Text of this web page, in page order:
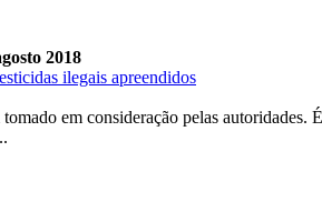
2018
ilegais apreendidos
em consideração pelas autoridades.